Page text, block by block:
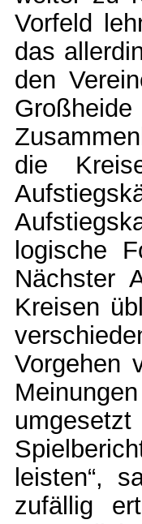
Vorfeld
das
den
die
logische
Nächster
Kreisen
Vorgehen
leisten“,
zufällig